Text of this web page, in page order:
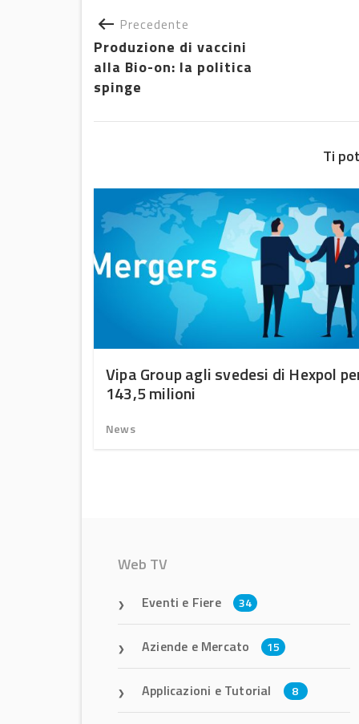
Precedente
Produzione di vaccini
alla Bio-on: la politica
spinge
Ti
Vipa Group agli svedesi di Hexpol
143,5 milioni
News
Web TV
Eventi e Fiere 34
Aziende e Mercato 15
Applicazioni e Tutorial 8